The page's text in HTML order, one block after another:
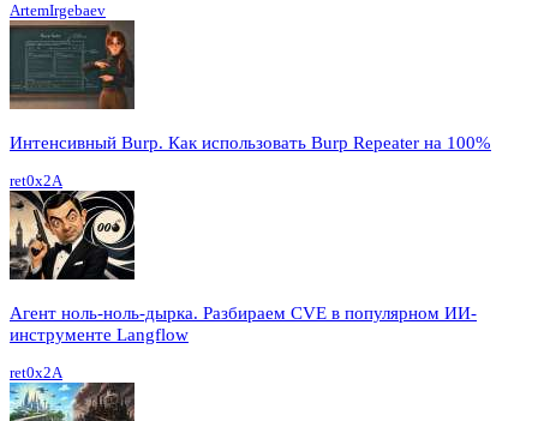
ArtemIrgebaev
Интенсивный Burp. Как использовать Burp Repeater на 100%
ret0x2A
Агент ноль-ноль-дырка. Разбираем CVE в популярном ИИ-
инструменте Langflow
ret0x2A